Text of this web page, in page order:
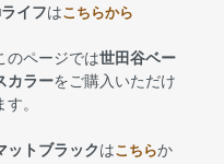
ライフはこちらから
のページでは世田谷ベー
カラーをご購入いただけ
す。
ットブラックはこちらか